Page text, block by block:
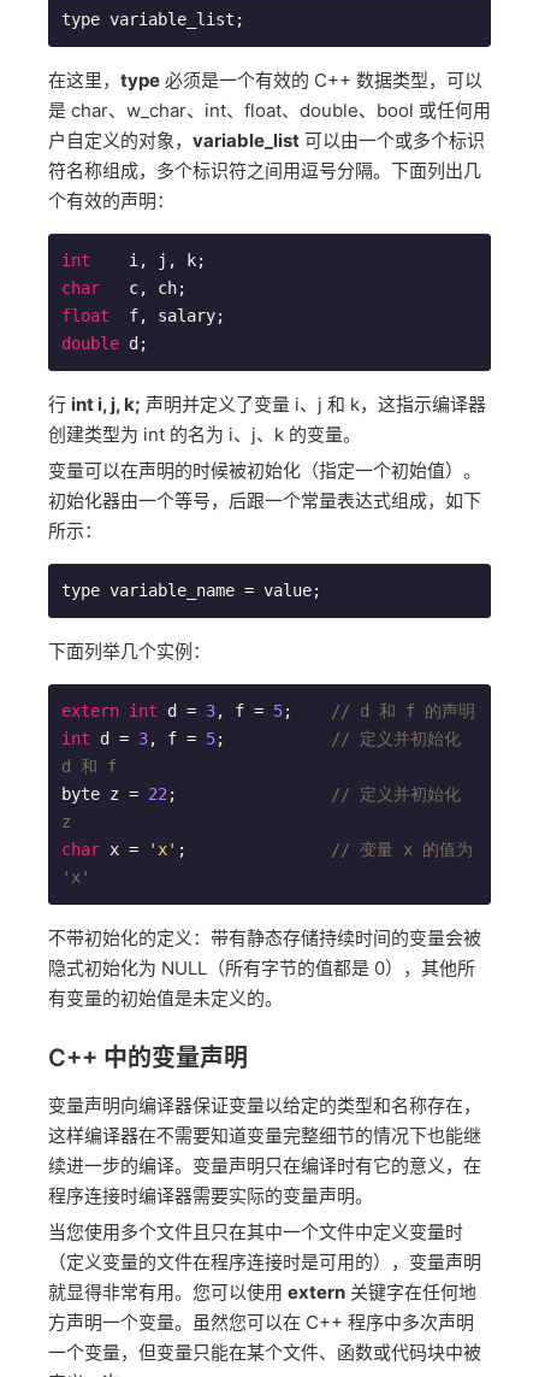
在这里， type 必须是一个有效的 C++ 数据类型，可以
是 char、w_char、int、float、double、bool 或任何用
户自定义的对象， variable_list 可以由一个或多个标识
符名称组成，多个标识符之间用逗号分隔。下面列出几
个有效的声明：
int
char
float
double
行 int i, j, k; 声明并定义了变量 i、j 和 k，这指示编译器
创建类型为 int 的名为 i、j、k 的变量。
变量可以在声明的时候被初始化（指定一个初始值）。
初始化器由一个等号，后跟一个常量表达式组成，如下
所示：
下面列举几个实例：
extern int d = 3, f = 5;
int d = 3, f = 5;
// 定义并初始化
d 和 f
byte z = 22 ;
// 定义并初始化
z
char x = 'x' ;
// 变量 x 的值为
'x'
不带初始化的定义：带有静态存储持续时间的变量会被
隐式初始化为 NULL（所有字节的值都是 0），其他所
有变量的初始值是未定义的。
C++ 中的变量声明
变量声明向编译器保证变量以给定的类型和名称存在，
这样编译器在不需要知道变量完整细节的情况下也能继
续进一步的编译。变量声明只在编译时有它的意义，在
程序连接时编译器需要实际的变量声明。
当您使用多个文件且只在其中一个文件中定义变量时
（定义变量的文件在程序连接时是可用的），变量声明
就显得非常有用。您可以使用 extern 关键字在任何地
方声明一个变量。虽然您可以在 C++ 程序中多次声明
一个变量，但变量只能在某个文件、函数或代码块中被